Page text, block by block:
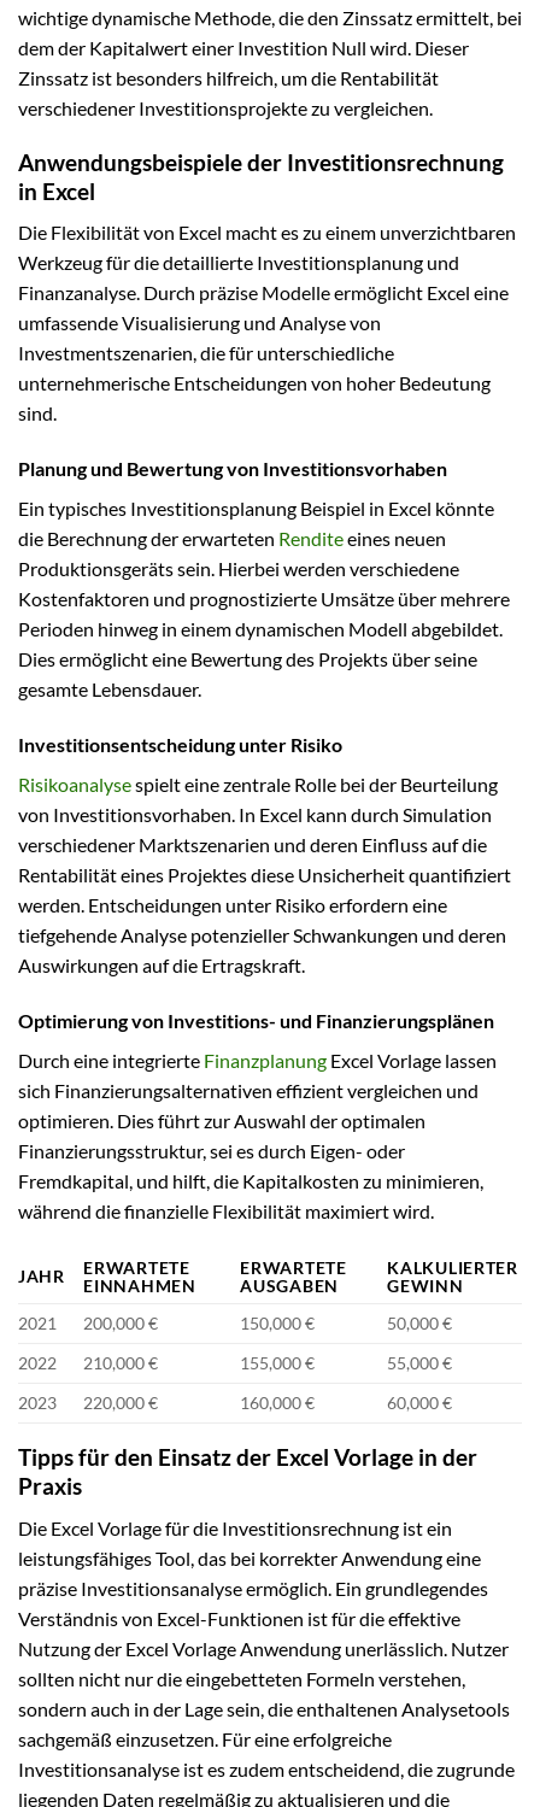
wichtige dynamische Methode, die den Zinssatz ermittelt, bei
dem der Kapitalwert einer Investition Null wird. Dieser
Zinssatz ist besonders hilfreich, um die Rentabilität
verschiedener Investitionsprojekte zu vergleichen.
Anwendungsbeispiele der Investitionsrechnung
in Excel
Die Flexibilität von Excel macht es zu einem unverzichtbaren
Werkzeug für die detaillierte Investitionsplanung und
Finanzanalyse. Durch präzise Modelle ermöglicht Excel eine
umfassende Visualisierung und Analyse von
Investmentszenarien, die für unterschiedliche
unternehmerische Entscheidungen von hoher Bedeutung
sind.
Planung und Bewertung von Investitionsvorhaben
Ein typisches Investitionsplanung Beispiel in Excel könnte
die Berechnung der erwarteten Renditeeines neuen
Produktionsgeräts sein. Hierbei werden verschiedene
Kostenfaktoren und prognostizierte Umsätze über mehrere
Perioden hinweg in einem dynamischen Modell abgebildet.
Dies ermöglicht eine Bewertung des Projekts über seine
gesamte Lebensdauer.
Investitionsentscheidung unter Risiko
Risikoanalysespielt eine zentrale Rolle bei der Beurteilung
von Investitionsvorhaben. In Excel kann durch Simulation
verschiedener Marktszenarien und deren Einfluss auf die
Rentabilität eines Projektes diese Unsicherheit quantifiziert
werden. Entscheidungen unter Risiko erfordern eine
tiefgehende Analyse potenzieller Schwankungen und deren
Auswirkungen auf die Ertragskraft.
Optimierung von Investitions- und Finanzierungsplänen
Durch eine integrierte Finanzplanung Excel Vorlage lassen
sich Finanzierungsalternativen effizient vergleichen und
optimieren. Dies führt zur Auswahl der optimalen
Finanzierungsstruktur, sei es durch Eigen- oder
Fremdkapital, und hilft, die Kapitalkosten zu minimieren,
während die finanzielle Flexibilität maximiert wird.
JAHR
ERWARTETE
EINNAHMEN
ERWARTETE
AUSGABEN
KALKULIERTER
GEWINN
2021
200,000 € 150,000 €
50,000 €
2022
210,000 € 155,000 €
55,000 €
2023
220,000 € 160,000 € 60,000 €
Tipps für den Einsatz der Excel Vorlage in der
Praxis
Die Excel Vorlage für die Investitionsrechnung ist ein
leistungsfähiges Tool, das bei korrekter Anwendung eine
präzise Investitionsanalyse ermöglich. Ein grundlegendes
Verständnis von Excel-Funktionen ist für die effektive
Nutzung der Excel Vorlage Anwendung unerlässlich. Nutzer
sollten nicht nur die eingebetteten Formeln verstehen,
sondern auch in der Lage sein, die enthaltenen Analysetools
sachgemäß einzusetzen. Für eine erfolgreiche
Investitionsanalyse ist es zudem entscheidend, die zugrunde
liegenden Daten regelmäßig zu aktualisieren und die